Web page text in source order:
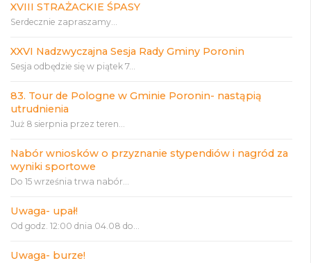
XVIII STRAŻACKIE ŚPASY
Serdecznie zapraszamy...
XXVI Nadzwyczajna Sesja Rady Gminy Poronin
Sesja odbędzie się w piątek 7...
83. Tour de Pologne w Gminie Poronin- nastąpią
utrudnienia
Już 8 sierpnia przez teren...
Nabór wniosków o przyznanie stypendiów i nagród za
wyniki sportowe
Do 15 września trwa nabór...
Uwaga- upał!
Od godz. 12:00 dnia 04.08 do...
Uwaga- burze!